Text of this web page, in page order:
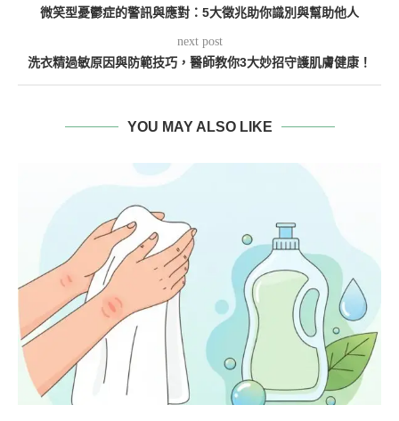
微笑型憂鬱症的警訊與應對：5大徵兆助你識別與幫助他人
next post
洗衣精過敏原因與防範技巧，醫師教你3大妙招守護肌膚健康！
YOU MAY ALSO LIKE